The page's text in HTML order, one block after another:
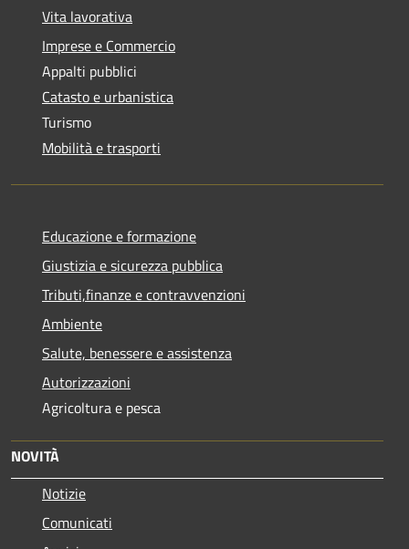
Vita lavorativa
Imprese e Commercio
Appalti pubblici
Catasto e urbanistica
Turismo
Mobilità e trasporti
Educazione e formazione
Giustizia e sicurezza pubblica
Tributi,finanze e contravvenzioni
Ambiente
Salute, benessere e assistenza
Autorizzazioni
Agricoltura e pesca
NOVITÀ
Notizie
Comunicati